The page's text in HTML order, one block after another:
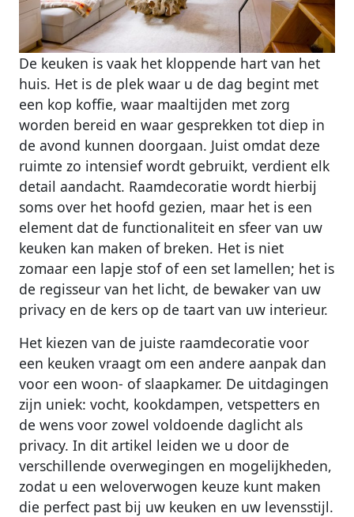
De keuken is vaak het kloppende hart van het
huis. Het is de plek waar u de dag begint met
een kop koffie, waar maaltijden met zorg
worden bereid en waar gesprekken tot diep in
de avond kunnen doorgaan. Juist omdat deze
ruimte zo intensief wordt gebruikt, verdient elk
detail aandacht. Raamdecoratie wordt hierbij
soms over het hoofd gezien, maar het is een
element dat de functionaliteit en sfeer van uw
keuken kan maken of breken. Het is niet
zomaar een lapje stof of een set lamellen; het is
de regisseur van het licht, de bewaker van uw
privacy en de kers op de taart van uw interieur.
Het kiezen van de juiste raamdecoratie voor
een keuken vraagt om een andere aanpak dan
voor een woon- of slaapkamer. De uitdagingen
zijn uniek: vocht, kookdampen, vetspetters en
de wens voor zowel voldoende daglicht als
privacy. In dit artikel leiden we u door de
verschillende overwegingen en mogelijkheden,
zodat u een weloverwogen keuze kunt maken
die perfect past bij uw keuken en uw levensstijl.